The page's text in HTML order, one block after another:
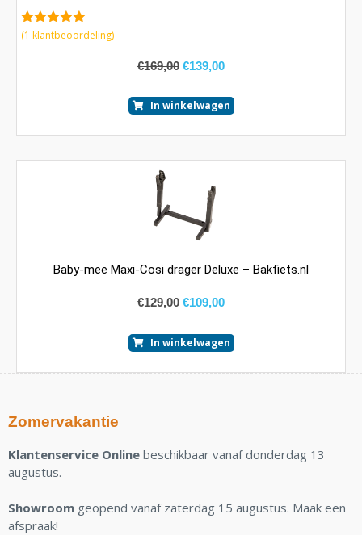
5.00van 5
(1 klantbeoordeling)
€169,00 €139,00
In winkelwagen
Baby-mee Maxi-Cosi drager Deluxe – Bakfiets.nl
€129,00 €109,00
In winkelwagen
Zomervakantie
Klantenservice Online beschikbaar vanaf donderdag 13
augustus.
Showroom geopend vanaf zaterdag 15 augustus. Maak een
afspraak!